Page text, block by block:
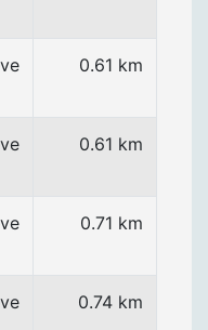
0.61 km
0.61 km
0.71 km
0.74 km